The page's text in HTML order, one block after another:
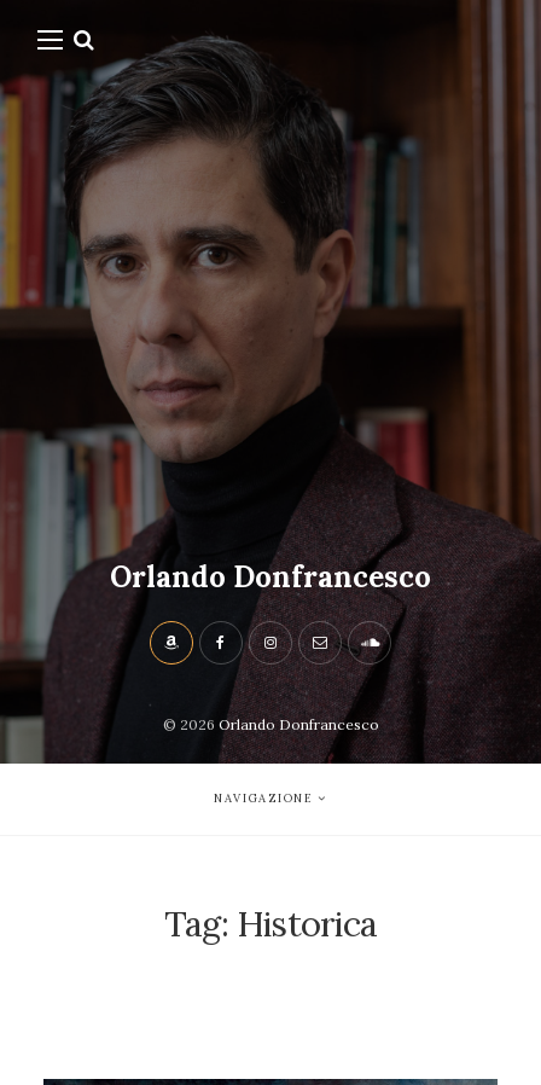
Orlando Donfrancesco
© 2026 Orlando Donfrancesco
NAVIGAZIONE
Tag: Historica